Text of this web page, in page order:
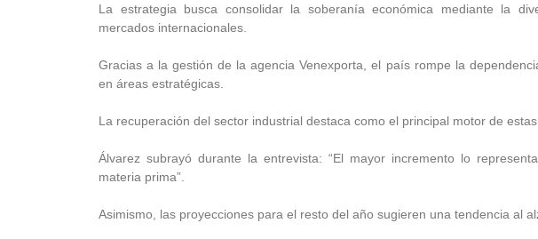
La estrategia busca consolidar la soberanía económica mediante la
mercados internacionales.
Gracias a la gestión de la agencia Venexporta, el país rompe la
en áreas estratégicas.
La recuperación del sector industrial destaca como el principal motor de estas
Álvarez subrayó durante la entrevista: “El mayor incremento lo
materia prima”.
Asimismo, las proyecciones para el resto del año sugieren una tendencia al